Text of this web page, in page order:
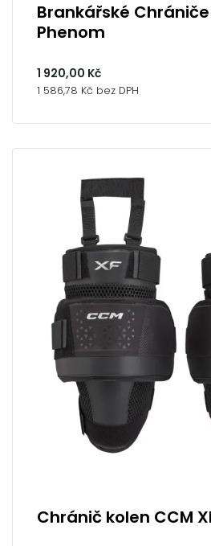
Brankářské
Phenom
1 920,00 Kč
1 586,78 Kč bez DPH
Chránič kolen CCM